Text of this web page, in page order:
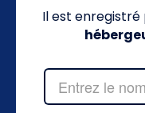
Il est enregistré